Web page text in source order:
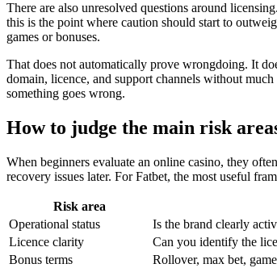
There are also unresolved questions around
this is the point where caution should start to
games or bonuses.
That does not automatically prove wrongdoing. It
domain, licence, and support channels without
something goes wrong.
How to judge the main risk
When beginners evaluate an online casino, they
recovery issues later. For Fatbet, the most useful
Risk area
Operational status
Is the brand clearly
Licence clarity
Can you identify the
Bonus terms
Rollover, max bet,